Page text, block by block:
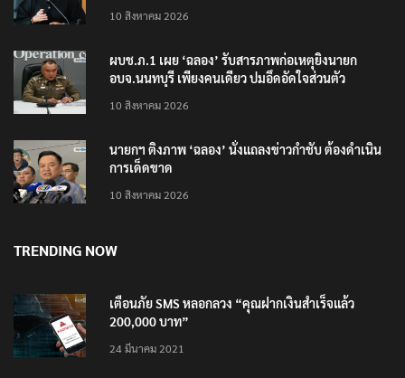
10 สิงหาคม 2026
ผบช.ภ.1 เผย ‘ฉลอง’ รับสารภาพก่อเหตุยิงนายก
อบจ.นนทบุรี เพียงคนเดียว ปมอึดอัดใจส่วนตัว
10 สิงหาคม 2026
นายกฯ ติงภาพ ‘ฉลอง’ นั่งแถลงข่าวกำชับ ต้องดำเนิน
การเด็ดขาด
10 สิงหาคม 2026
TRENDING NOW
เตือนภัย SMS หลอกลวง “คุณฝากเงินสำเร็จแล้ว
200,000 บาท”
24 มีนาคม 2021